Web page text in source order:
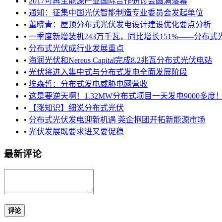
• 通知：征集中国光伏智能制造专业委员会发起单位
• 董晓青：屋顶分布式光伏发电设计建设优化要点分析
• 一季度新增装机243万千瓦，同比增长151%——分布式
• 分布式光伏成行业发展重点
• 海润光伏和Nereus Capital完成8.2兆瓦分布式光伏电站
• 光伏将进入集中式与分布式发电全面发展阶段
• 埃森哲：分布式发电威胁电网营收
• 这是要逆天啊！1.32MW分布式项目一天发电9000多度！
•
【涨知识】细说分布式光伏
• 分布式光伏发电迎新机遇 莞企抱团开拓新能源市场
• 光伏发展既要求进又要促稳
最新评论
评论